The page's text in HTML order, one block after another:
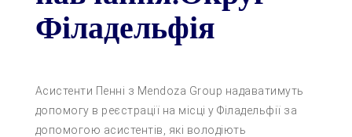
Філадельфія
Асистенти Пенні з Mendoza Group надаватимуть
допомогу в реєстрації на місці у Філадельфії за
допомогою асистентів, які володіють